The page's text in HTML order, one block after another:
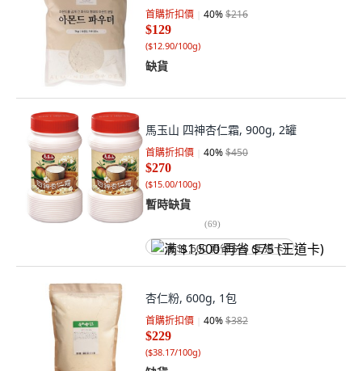
首購折扣價 40%$216
$129
($12.90/100g)
缺貨
馬玉山 四神杏仁霜, 900g, 2罐
首購折扣價 40%$450
$270
($15.00/100g)
暫時缺貨
(69)
满 $1,500 再省 $75 (王道卡)
杏仁粉, 600g, 1包
首購折扣價 40%$382
$229
($38.17/100g)